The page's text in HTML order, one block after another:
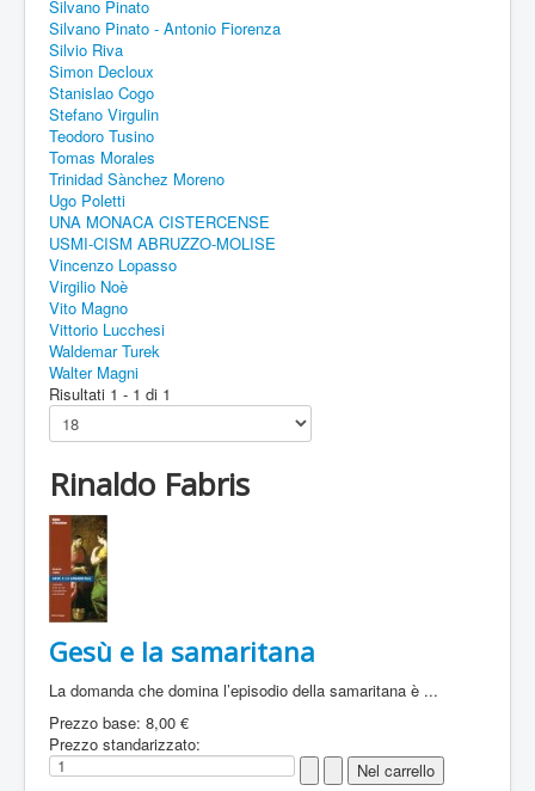
Silvano Pinato
Silvano Pinato - Antonio Fiorenza
Silvio Riva
Simon Decloux
Stanislao Cogo
Stefano Virgulin
Teodoro Tusino
Tomas Morales
Trinidad Sànchez Moreno
Ugo Poletti
UNA MONACA CISTERCENSE
USMI-CISM ABRUZZO-MOLISE
Vincenzo Lopasso
Virgilio Noè
Vito Magno
Vittorio Lucchesi
Waldemar Turek
Walter Magni
Risultati 1 - 1 di 1
Rinaldo Fabris
Gesù e la samaritana
La domanda che domina l’episodio della samaritana è ...
Prezzo base: 8,00 €
Prezzo standarizzato: